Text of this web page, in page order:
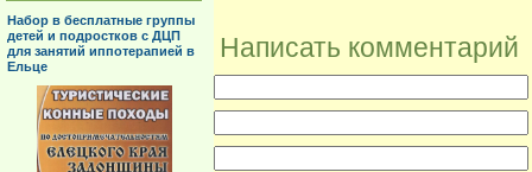
Написать комментарий
Набор в бесплатные группы
детей и подростков с ДЦП
для занятий иппотерапией в
Ельце